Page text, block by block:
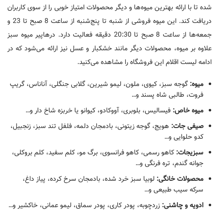
شده تا با ارائه بهترین میوه‌ها و دیگر محصولات امتیاز خوبی را از سوی کاربران
دریافت کند. این میوه فروشی از شنبه تا پنج‌شنبه از ساعت 8 صبح تا 23 و
جمعه‌ها از ساعت 8 صبح تا 20:30 دقیقه فعالیت دارد. در‌هاپیر میوه سبز
علاوه بر میوه، محصولات دیگر مانند خشکبار و عسل نیز ارائه می‌شود که در
ادامه لیست اقلام این فروشگاه را مشاهده می‌کنید.
میوه: گوجه سبز، کیوی، ملون، لیمو شیرین، گلابی جنگلی، آناناس، گریپ
فروت، طالبی شاه پسند و…
میوه خاص: فیسالیس، بلوبری، آووکادو، کیوانو یا خربزه شاخ دار و…
صیفی جات: هویج، گوجه زیتونی، بادمجان دلمه، فلفل تند سبز، زنجبیل،
کدو حلوایی و…
سبزیجات: کاهو رسمی، کاهو فرانسوی، برگ مو، کلم سفید، کلم بروکلی،
جوانه گندم، تره فرنگی و…
محصولات خانگی: لوبیا سبز خرد شده، بادمجان سرخ کرده، پیاز داغ،
سرکه سیب طبیعی و…
ادویه و چاشنی: زردچوبه، پودر کاری، پودر سماق، لیمو عمانی، خاکشیر و…